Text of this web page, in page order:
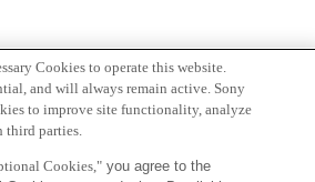
Cookies to operate this website.
and will always remain active. Sony
to improve site functionality, analyze
third parties.
Cookies,"you agree to the